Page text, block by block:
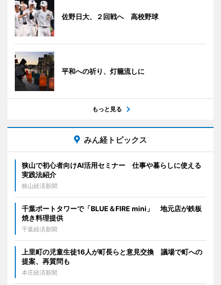
佐野日大、２回戦へ 高校野球
平和への祈り、灯籠流しに
もっと見る
みん経トピックス
狭山で初心者向けAI活用セミナー 仕事や暮らしに使える
実践法紹介
狭山経済新聞
千葉ポートタワーで「BLUE＆FIRE mini」 地元店が鉄板
焼き料理提供
千葉経済新聞
上里町の児童生徒16人が町長らと意見交換 議場で町への
提案、再質問も
本庄経済新聞